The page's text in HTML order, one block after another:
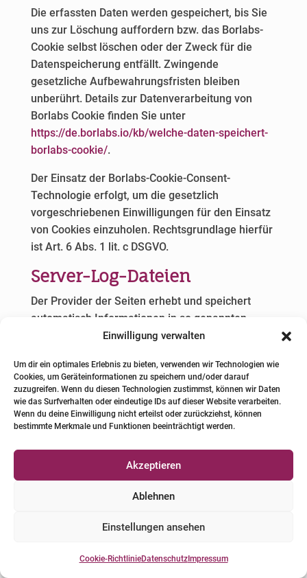
Einwilligung verwalten
Um dir ein optimales Erlebnis zu bieten, verwenden wir Technologien wie
Cookies, um Geräteinformationen zu speichern und/oder darauf
zuzugreifen. Wenn du diesen Technologien zustimmst, können wir Daten
wie das Surfverhalten oder eindeutige IDs auf dieser Website verarbeiten.
Wenn du deine Einwilligung nicht erteilst oder zurückziehst, können
bestimmte Merkmale und Funktionen beeinträchtigt werden.
Akzeptieren
Ablehnen
Einstellungen ansehen
Cookie-RichtlinieDatenschutzImpressum
Die erfassten Daten werden gespeichert, bis Sie
uns zur Löschung auffordern bzw. das Borlabs-
Cookie selbst löschen oder der Zweck für die
Datenspeicherung entfällt. Zwingende
gesetzliche Aufbewahrungsfristen bleiben
unberührt. Details zur Datenverarbeitung von
Borlabs Cookie finden Sie unter
https://de.borlabs.io/kb/welche-daten-speichert-
borlabs-cookie/.
Der Einsatz der Borlabs-Cookie-Consent-
Technologie erfolgt, um die gesetzlich
vorgeschriebenen Einwilligungen für den Einsatz
von Cookies einzuholen. Rechtsgrundlage hierfür
ist Art. 6 Abs. 1 lit. c DSGVO.
Server-Log-Dateien
Der Provider der Seiten erhebt und speichert
automatisch Informationen in so genannten
Server-Log-Dateien, die Ihr Browser automatisch
Browsertyp und Browserversion
verwendetes Betriebssystem
Referrer URL
Hostname des zugreifenden Rechners
Uhrzeit der Serveranfrage
Eine Zusammenführung dieser Daten mit
anderen Datenquellen wird nicht vorgenommen.
von Art. 6 Abs. 1 lit. f DSGVO. Der